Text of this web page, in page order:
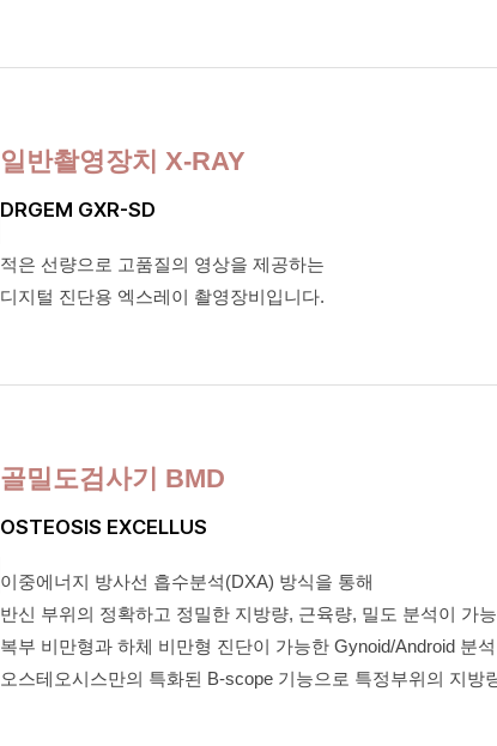
일반촬영장치 X-RAY
DRGEM GXR-SD
적은 선량으로 고품질의 영상을 제공하는
디지털 진단용 엑스레이 촬영장비입니다.
골밀도검사기 BMD
OSTEOSIS EXCELLUS
이중에너지 방사선 흡수분석(DXA) 방식을 통해
반신 부위의 정확하고 정밀한 지방량, 근육량, 밀도 분석이 가
복부 비만형과 하체 비만형 진단이 가능한 Gynoid/Android 분
오스테오시스만의 특화된 B-scope 기능으로 특정부위의 지방